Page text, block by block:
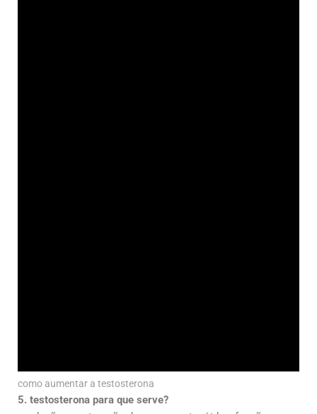
como aumentar a testosterona
5. testosterona para que serve?